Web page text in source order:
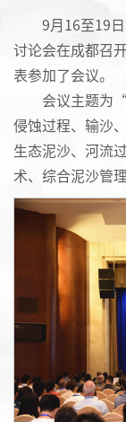
9月16至19
讨论会在成都召
表参加了会议。
会议主题为
侵蚀过程、输沙
生态泥沙、河流
术、综合泥沙管